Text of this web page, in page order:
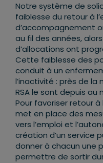
Notre système de
faiblesse du retour à
d’accompagnement
au fil des années,
d’allocations ont
Cette faiblesse des
conduit à un
l’inactivité : près de
RSA le sont depuis au
Pour favoriser retour
met en place des
vers l’emploi et
création d’un service
donner à chacun une
permettre de sortir